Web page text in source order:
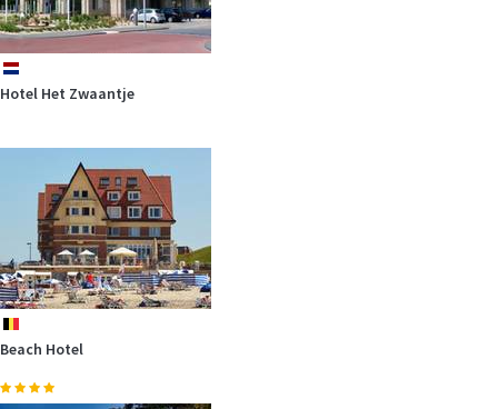
Ferien am Meer anders erleben. Eine der seltenen
Schiffsüberführungen sollten…
Verbringen Sie einen schönen Familien-Urlaub an der holländischen
Küste in den…mehr
nl
Hotel Het Zwaantje
be
Beach Hotel